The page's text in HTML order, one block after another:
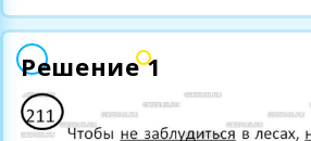
Решение 1